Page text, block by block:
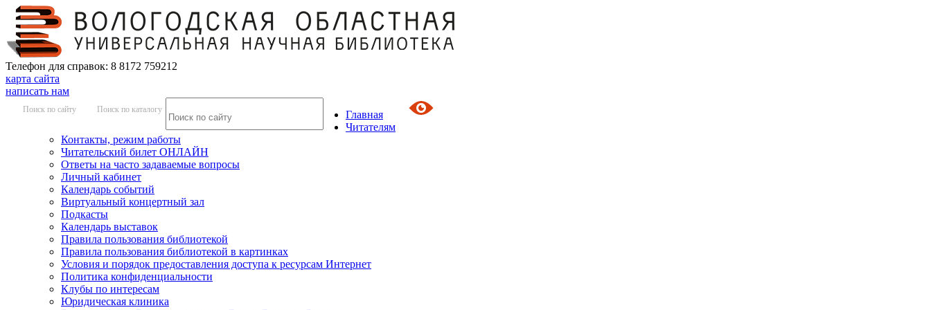
Телефон для справок: 8 8172 759212
карта сайта
написать нам
Поиск по сайту Поиск по каталогу
Главная
Читателям
Контакты, режим работы
Читательский билет ОНЛАЙН
Ответы на часто задаваемые вопросы
Личный кабинет
Календарь событий
Виртуальный концертный зал
Подкасты
Календарь выставок
Правила пользования библиотекой
Правила пользования библиотекой в картинках
Условия и порядок предоставления доступа к ресурсам Интернет
Политика конфиденциальности
Клубы по интересам
Юридическая клиника